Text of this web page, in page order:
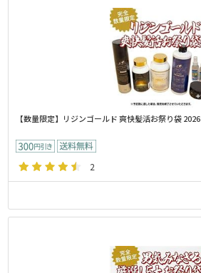
【数量限定】リジンゴールド 爽快髪活お祭り袋 2026
2